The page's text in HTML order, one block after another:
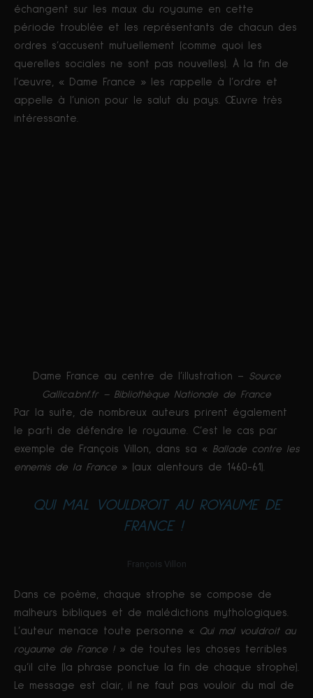
échangent sur les maux du royaume en cette
période troublée et les représentants de chacun des
ordres s’accusent mutuellement (comme quoi les
querelles sociales ne sont pas nouvelles). À la fin de
l’œuvre, « Dame France » les rappelle à l’ordre et
appelle à l’union pour le salut du pays. Œuvre très
intéressante.
Dame France au centre de l’illustration – Source
Gallica.bnf.fr – Bibliothèque Nationale de France
Par la suite, de nombreux auteurs prirent également
le parti de défendre le royaume. C’est le cas par
exemple de François Villon, dans sa « Ballade contre les
ennemis de la France » (aux alentours de 1460-61).
QUI MAL VOULDROIT AU ROYAUME DE
FRANCE !
François Villon
Dans ce poème, chaque strophe se compose de
malheurs bibliques et de malédictions mythologiques.
L’auteur menace toute personne « Qui mal vouldroit au
royaume de France !» de toutes les choses terribles
qu’il cite (la phrase ponctue la fin de chaque strophe).
Le message est clair, il ne faut pas vouloir du mal de